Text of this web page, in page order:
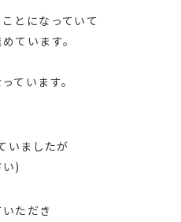
とになっていて
ています。
ています。
いましたが
)
ただき